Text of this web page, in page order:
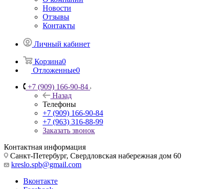
Новости
Отзывы
Контакты
Личный кабинет
Корзина0
Отложенные0
+7 (909) 166-90-84
Назад
Телефоны
+7 (909) 166-90-84
+7 (963) 316-88-99
Заказать звонок
Контактная информация
Санкт-Петербург, Свердловская набережная дом 60
kreslo.spb@gmail.com
Вконтакте